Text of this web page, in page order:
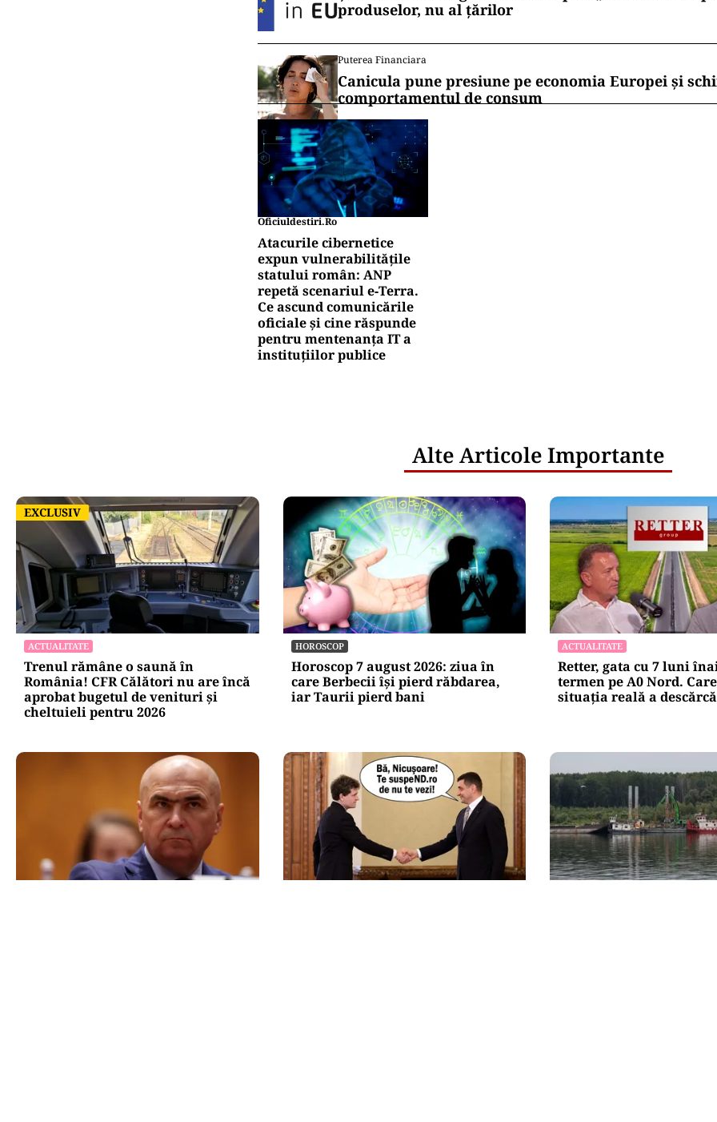
produselor, nu al țărilor
Puterea Financiara
Canicula pune presiune pe economia Europei și
comportamentul de consum
Oficiuldestiri.ro
Atacurile cibernetice
expun vulnerabilitățile
statului român: ANP
repetă scenariul e‑Terra.
Ce ascund comunicările
oficiale și cine răspunde
pentru mentenanța IT a
instituțiilor publice
Alte Articole Importante
EXCLUSIV
EXCLUSIV
ACTUALITATE
Trenul rămâne o saună în
România! CFR Călători nu are încă
aprobat bugetul de venituri și
cheltuieli pentru 2026
HOROSCOP
Horoscop 7 august 2026: ziua în
care Berbecii își pierd răbdarea,
iar Taurii pierd bani
ACTUALITATE
Retter, gata cu 7 luni
termen pe A0 Nord.
situația reală a